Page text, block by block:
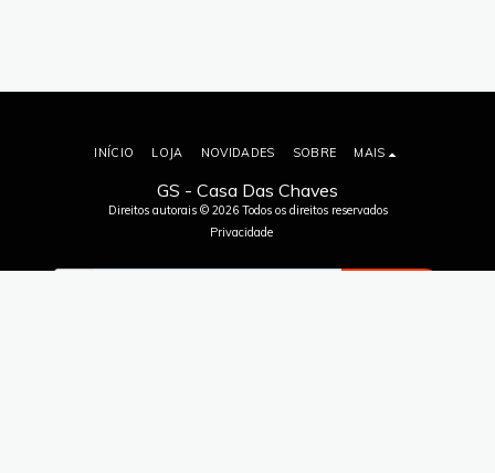
GS - Casa Das Chaves
Direitos autorais © 2026 Todos os direitos reservados
Privacidade
INÍCIO LOJA NOVIDADES SOBRE MAIS